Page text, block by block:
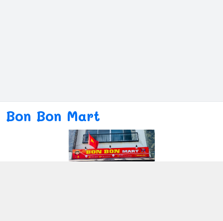
Bon Bon Mart